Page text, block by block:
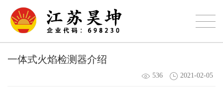
一体式火焰检测器介绍
536 2021-02-05